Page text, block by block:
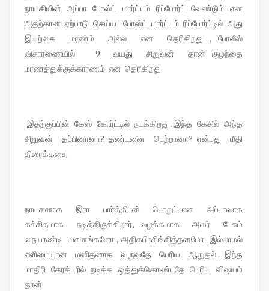
நாயகியின் அப்பா போஸ்ட் மார்ட்டம் ரிப்போர்ட் வேண்டும் என
அதற்கான ஏற்பாடு செய்ய போஸ்ட் மார்ட்டம் ரிப்போர்ட்டில் அது
இயற்கை மரணம் அல்ல என தெரிகிறது , போலீஸ்
விசாரணையில் 9 வயது சிறுவன் தான் குழந்தை
மரணத்துக்குக்காரணம் என தெரிகிறது
இதற்குப்பின் கேஸ் கோர்ட்டில் நடக்கிறது . இந்த கேசில் அந்த
சிறுவன் தப்பினானா? தண்டனை பெற்றானா? என்பது மீதி
திரைக்கதை
நாயகனாக இரா பார்த்திபன் பொறுப்பான அப்பாவாக
கச்சிதமாக நடித்திருக்கிறார், வழக்கமாக அவர் பேசும்
நையாண்டி வசனங்களோ , அதிகபிரசிங்கித்தனமோ இல்லாமல்
எளிமையான மனிதனாக வருவதே பெரிய ஆறுதல் . இந்த
மாதிரி கேரக்டரில் நடிக்க ஒத்துக்கொண்டதே பெரிய விஷயம்
தான்